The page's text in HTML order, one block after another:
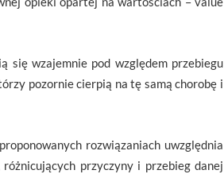
się wzajemnie pod względem przebiegu
pozornie cierpią na tę samą chorobę i
rozwiązaniach uwzględnia
przyczyny i przebieg danej